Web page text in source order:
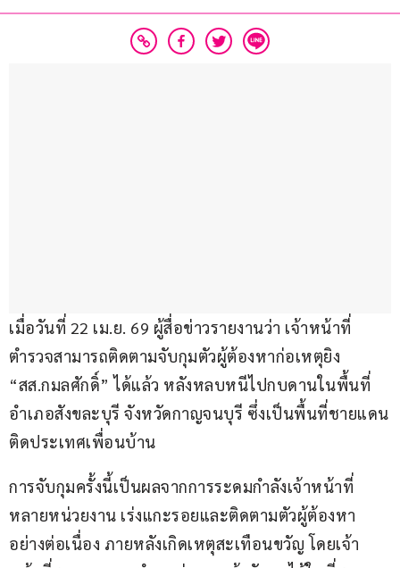
เมื่อวันที่ 22 เม.ย. 69 ผู้สื่อข่าวรายงานว่า เจ้าหน้าที่
ตำรวจสามารถติดตามจับกุมตัวผู้ต้องหาก่อเหตุยิง
“สส.กมลศักดิ์” ได้แล้ว หลังหลบหนีไปกบดานในพื้นที่
อำเภอสังขละบุรี จังหวัดกาญจนบุรี ซึ่งเป็นพื้นที่ชายแดน
ติดประเทศเพื่อนบ้าน
การจับกุมครั้งนี้เป็นผลจากการระดมกำลังเจ้าหน้าที่
หลายหน่วยงาน เร่งแกะรอยและติดตามตัวผู้ต้องหา
อย่างต่อเนื่อง ภายหลังเกิดเหตุสะเทือนขวัญ โดยเจ้า